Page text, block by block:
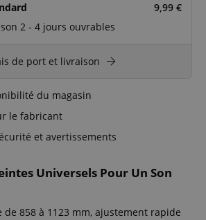
Universels Pour Un Son
de 858 à 1123 mm, ajustement rapide
9,99 €
2 - 4 jours ouvrables
de port et livraison
du magasin
le fabricant
et avertissements